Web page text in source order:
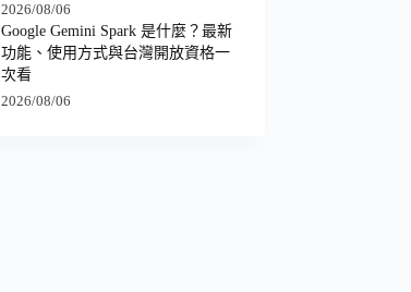
2026/08/06
Google Gemini Spark 是什麼？最新
功能、使用方式與台灣開放資格一
次看
2026/08/06